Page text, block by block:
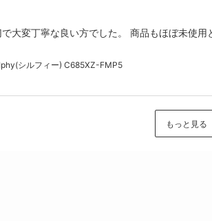
大変丁寧な良い方でした。 商品もほぼ未使
シルフィー) C685XZ-FMP5
もっと見る